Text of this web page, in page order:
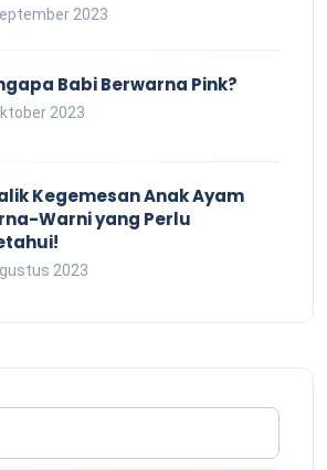
2023
Babi Berwarna Pink?
2023
Kegemesan Anak Ayam
Warni yang Perlu
2023